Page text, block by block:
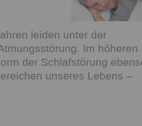
leiden unter der
Im höheren
der Schlafstörung
unseres Lebens –